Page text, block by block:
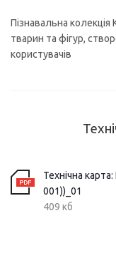
Пізнавальна
тварин та фігур,
користувачів
Технічна
001))_01
409 кб